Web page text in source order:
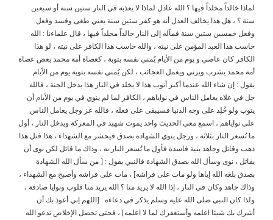
لماذا خالداً مخلداً فيها ؟ الله عادل لماذا لا يعذبه في النار ستين سنة أو سبعين
سنة ؟ ، هل هذا يخالف العدل أنه هو كفر ستين سنة يعني طغى وفسد وفعل
وفعل خمسين ستين سنة فمآله إلى النار خالداً مخلداً فيها ، قال علماءنا : الله
حاسب هذا العبد المؤمن على نيته ، والله حاسب هذا الكافر على نيته ، لو هذا
الكافر كان عاصي و يوم من الأيام يُمني نفسه بتوبة ، كعصاة أمة محمد بعض عصاة
أمة محمد يشرب ويزني ويعمل العجائب ، لكن يُمني نفسه بتوبة يوم من الأيام
يقول : إن شاء الله عندما أكبر أتوب هذا لا يخلد في النار هذا يدخل الجنة ، فالله
جل في علاه يعامل الناس في نواياهم ، الكافر لما لم ينوي في يوم من الأيام أن
يتوب ولو خُلِد على وجه الدنيا فسيبقى على فعله ، فالله عز وجل يعامل الناس
على نواياهم ، اسمع معي الحديث واحد يموت شهيد في المعركة ويدخل النار ، أول
ما تُسعر النار بثلاثة ، ورجل ينوي الشهادة بصدق فيحشر مع الشهداء ، هذا قتل هذا
ذهب وقاتل وجاهد بنية فاسدة فأول ما تُسعر النار به ، وذاك ما قاتل لكن نوى أن
يقاتل ، نوى وسأل الله بصدق الشهادة فالنبي يقول : [ من سأل الله الشهادة
بصدق بلغه الله إياها ولو مات على فراشه] ، مات على فراشه وأصبح مع الشهداء ،
وذاك جاهد وكان في النار ، إذا الله لا يريد منا ؟ الله يريد منا قلوب ونوايا صادقة ،
ولذا كان النبي صلى الله عليه وسلم يذكر في دعاءه : [اللهم إني أعوذ بك أن
أشرك بك شيئا اعلمه وأستغفرك لما لا اعلمه] ، فحتى تحصل الإخلاص تدعو الله